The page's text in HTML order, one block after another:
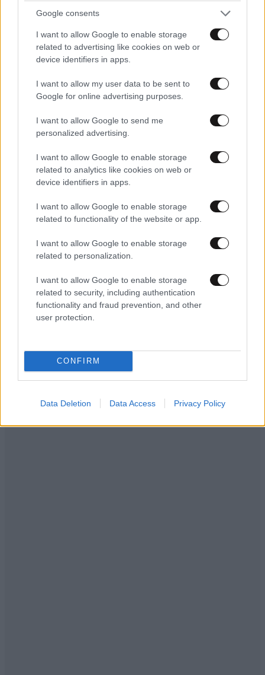
Google consents
I want to allow Google to enable storage
related to advertising like cookies on web or
device identifiers in apps.
I want to allow my user data to be sent to
Google for online advertising purposes.
I want to allow Google to send me
personalized advertising.
I want to allow Google to enable storage
related to analytics like cookies on web or
device identifiers in apps.
I want to allow Google to enable storage
related to functionality of the website or app.
I want to allow Google to enable storage
related to personalization.
I want to allow Google to enable storage
related to security, including authentication
functionality and fraud prevention, and other
user protection.
CONFIRM
Data Deletion Data Access Privacy Policy
TRENDING
LIFESTYLE08·08·2026 19:12
Εριέττα Κούρκουλου – Τα 33α γενέθλια και τα
φιλιά με τον Βύρωνα Βασιλειάδη: «Καμία στιγμή
ευτυχίας δεδομένη»